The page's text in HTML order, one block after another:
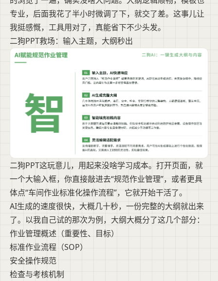
专业，后面我花了半小时微调了下，就交了差。这事儿让
我挺感慨，工具用对了，真能省下不少头发。
二狗PPT救场：输入主题，大纲秒出
二狗PPT这玩意儿，用起来没啥学习成本。打开页面，就
一个大输入框，你直接敲进去“规范作业管理”，或者更具
体点“车间作业标准化操作流程”，它就开始干活了。
AI生成的速度很快，大概几十秒，一份完整的大纲就出来
了。以我自己试的那次为例，大纲大概分了这几个部分：
作业管理概述（重要性、目标）
标准作业流程（SOP）
安全操作规范
检查与考核机制